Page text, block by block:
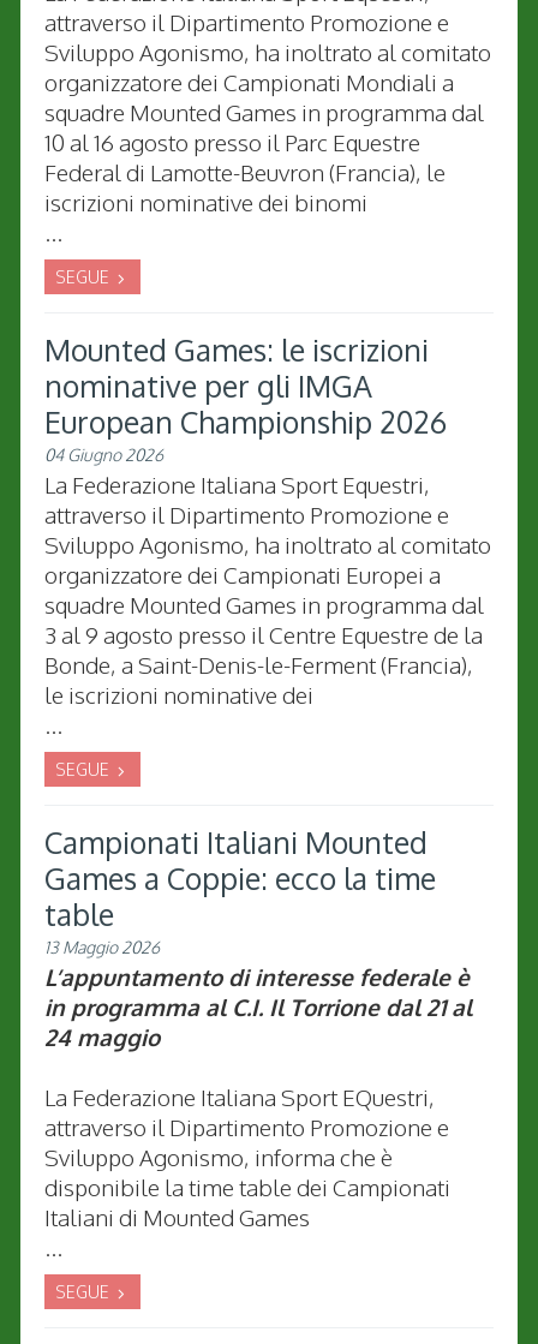
attraverso il Dipartimento Promozione e
Sviluppo Agonismo, ha inoltrato al comitato
organizzatore dei Campionati Mondiali a
squadre Mounted Games in programma dal
10 al 16 agosto presso il Parc Equestre
Federal di Lamotte-Beuvron (Francia), le
iscrizioni nominative dei binomi
...
SEGUE
Mounted Games: le iscrizioni
nominative per gli IMGA
European Championship 2026
04 Giugno 2026
La Federazione Italiana Sport Equestri,
attraverso il Dipartimento Promozione e
Sviluppo Agonismo, ha inoltrato al comitato
organizzatore dei Campionati Europei a
squadre Mounted Games in programma dal
3 al 9 agosto presso il Centre Equestre de la
Bonde, a Saint-Denis-le-Ferment (Francia),
le iscrizioni nominative dei
...
SEGUE
Campionati Italiani Mounted
Games a Coppie: ecco la time
table
13 Maggio 2026
L’appuntamento di interesse federale è
in programma al C.I. Il Torrione dal 21 al
24 maggio
La Federazione Italiana Sport EQuestri,
attraverso il Dipartimento Promozione e
Sviluppo Agonismo, informa che è
disponibile la time table dei Campionati
Italiani di Mounted Games
...
SEGUE